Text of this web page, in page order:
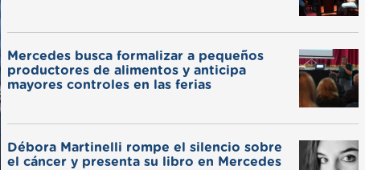
Mercedes busca formalizar a pequeños
productores de alimentos y anticipa
mayores controles en las ferias
Débora Martinelli rompe el silencio sobre
el cáncer y presenta su libro en Mercedes